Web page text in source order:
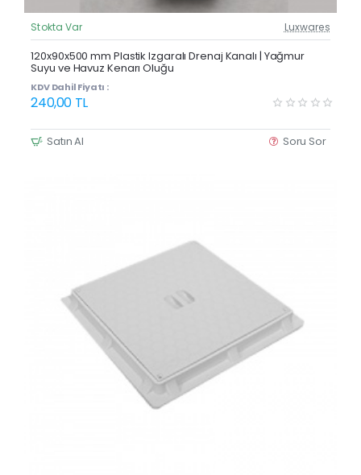
Güncel Fiyat
Yeni Ürün
Stokta Var Luxwares
120x90x500 mm Plastik Izgaralı Drenaj Kanalı | Yağmur
Suyu ve Havuz Kenarı Oluğu
KDV Dahil Fiyatı :
240,00 TL
Satın Al Soru Sor